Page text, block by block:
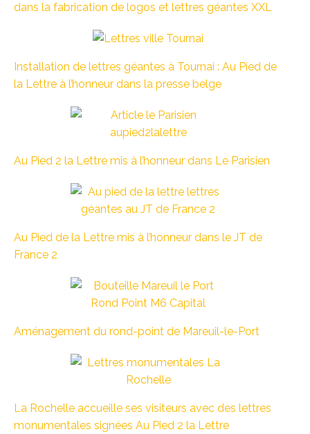
dans la fabrication de logos et lettres géantes XXL
Installation de lettres géantes à Tournai : Au Pied de
la Lettre à l’honneur dans la presse belge
Au Pied 2 la Lettre mis à l’honneur dans Le Parisien
Au Pied de la Lettre mis à l’honneur dans le JT de
France 2
Aménagement du rond-point de Mareuil-le-Port
La Rochelle accueille ses visiteurs avec des lettres
monumentales signées Au Pied 2 la Lettre